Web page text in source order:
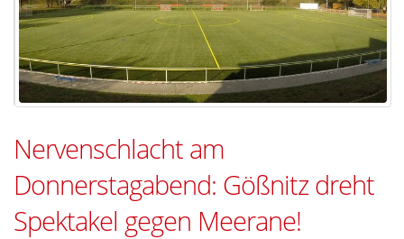
Nervenschlacht am
Donnerstagabend: Gößnitz dreht
Spektakel gegen Meerane!